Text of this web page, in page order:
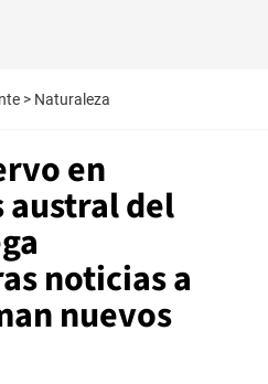
> Naturaleza
en
austral del
noticias a
nuevos